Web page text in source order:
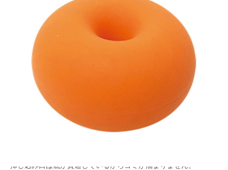
ペン先だけでしっかり支える1本用ペンスタンド
メーカー希望小売価格：
¥620+ 税
挿し込み口がペン先をしっかりホールドしてくれます。
細い鉛筆から太めの多色ペンまでいろいろ挿し込めます。
カラーバリエーションが豊富なので、本体とペンのコーディネー
挿し込み口は底が貫通しているからゴミが溜まりません。